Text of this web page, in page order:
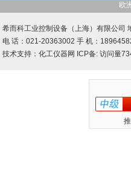
欧
希而科工业控制设备（上海）有限公司
电 话：021-20363002 手 机：
技术支持： 化工仪器网 ICP备: 访问量